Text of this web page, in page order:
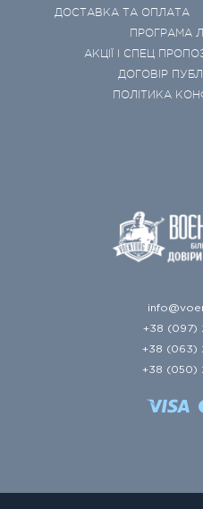
ДОСТАВКА ТА ОПЛАТА
ПРОГРАМА
АКЦІЇ І СПЕЦ
ДОГОВІР
ПОЛІТИКА
+38 (097)
+38 (063)
+38 (050)